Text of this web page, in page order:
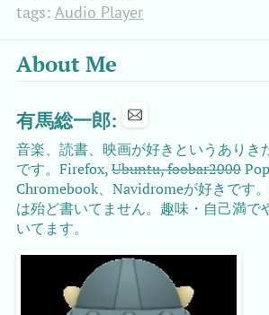
tags: Audio Player
About Me
有馬総一郎:
音楽、読書、映画が好きというありき
です。Firefox,Ubuntu, foobar2000
Chromebook、Navidromeが好きです
は殆ど書いてません。趣味・自己満で
いてます。